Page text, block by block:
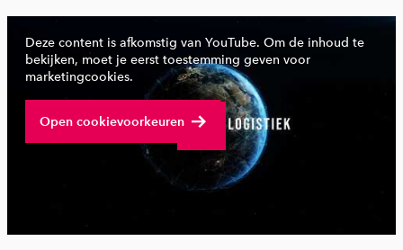
Bekijk volledige video
Deze content is afkomstig van YouTube. Om de inhoud te
bekijken, moet je eerst toestemming geven voor
marketingcookies.
Open cookievoorkeuren